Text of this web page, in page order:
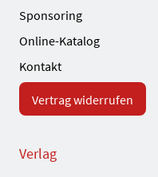
Sponsoring
Online-Katalog
Kontakt
Vertrag widerrufen
Verlag